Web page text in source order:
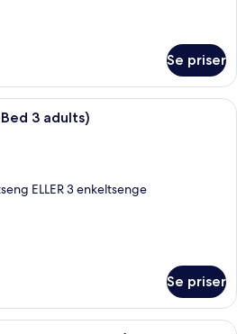
Se priser
Minibar, pengeskab på værelset,
3 adults)
ELLER 3 enkeltsenge
Se priser
Minibar, pengeskab på værelset,